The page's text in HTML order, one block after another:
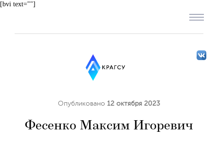
[bvi text=""]
Опубликовано 12 октября 2023
Фесенко Максим Игоревич